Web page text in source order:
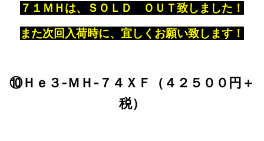
７１ＭＨは、ＳＯＬＤ ＯＵＴ致しました！
また次回入荷時に、宜しくお願い致します！
⑩Ｈｅ３‐ＭＨ‐７４ＸＦ（４２５００円＋
税）